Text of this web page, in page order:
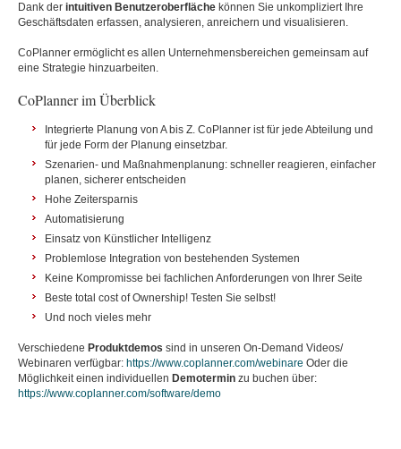
Dank der intuitiven Benutzeroberfläche können Sie unkompliziert Ihre
Geschäftsdaten erfassen, analysieren, anreichern und visualisieren.
CoPlanner ermöglicht es allen Unternehmensbereichen gemeinsam auf
eine Strategie hinzuarbeiten.
CoPlanner im Überblick
Integrierte Planung von A bis Z. CoPlanner ist für jede Abteilung und
für jede Form der Planung einsetzbar.
Szenarien- und Maßnahmenplanung: schneller reagieren, einfacher
planen, sicherer entscheiden
Hohe Zeitersparnis
Automatisierung
Einsatz von Künstlicher Intelligenz
Problemlose Integration von bestehenden Systemen
Keine Kompromisse bei fachlichen Anforderungen von Ihrer Seite
Beste total cost of Ownership! Testen Sie selbst!
Und noch vieles mehr
Verschiedene Produktdemos sind in unseren On-Demand Videos/
Webinaren verfügbar: https://www.coplanner.com/webinare Oder die
Möglichkeit einen individuellen Demotermin zu buchen über:
https://www.coplanner.com/software/demo